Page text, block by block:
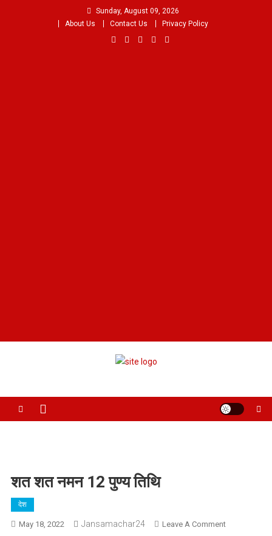
Sunday, August 09, 2026
About Us
Contact Us Privacy Policy
शत शत नमन 12 पुण्य तिथि
देश
May 18, 2022 Jansamachar24 Leave A CommentOn